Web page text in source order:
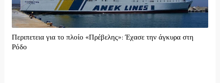
Περιπετεια για το πλοίο «Πρέβελης»: Έχασε την άγκυρα στη
Ρόδο